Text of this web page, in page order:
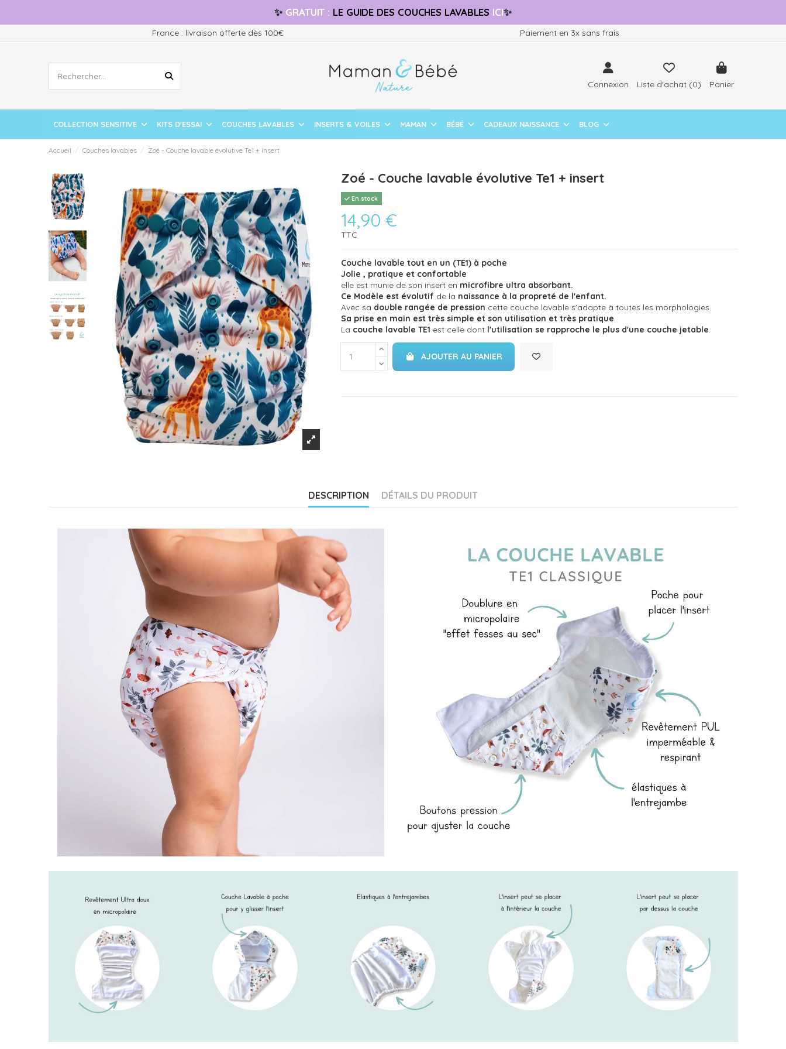
✨ GRATUIT : LE GUIDE DES COUCHES LAVABLES ICI✨
France : livraison offerte dès 100€ Paiement en 3x sans frais
Connexion Liste d'achat (0) Panier
COLLECTION SENSITIVE KITS D'ESSAI COUCHES LAVABLES INSERTS & VOILES MAMAN BÉBÉ CADEAUX NAISSANCE BLOG
Accueil Couches lavables Zoé - Couche lavable évolutive Te1 + insert
Zoé - Couche lavable évolutive Te1 + insert
En stock
14,90 €
TTC
Couche lavable tout en un (TE1) à poche
Jolie , pratique et confortable
elle est munie de son insert en microfibre ultra absorbant.
Ce Modèle est évolutif de la naissance à la propreté de l'enfant.
Avec sa double rangée de pression cette couche lavable s'adapte à toutes les morphologies.
Sa prise en main est très simple et son utilisation et très pratique
La couche lavable TE1 est celle dont l'utilisation se rapproche le plus d'une couche jetable.
AJOUTER AU PANIER
DESCRIPTION DÉTAILS DU PRODUIT